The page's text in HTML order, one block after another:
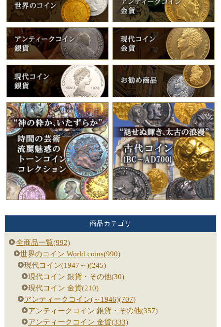
商品カテゴリ
全商品一覧(992)
世界のコイン World coins(990)
現代コイン(1947～)(245)
現代コイン 銀貨・その他(30)
現代コイン 金貨(210)
アンティークコイン(～1946)(707)
アンティークコイン 銀貨・その他(357)
アンティークコイン 金貨(333)